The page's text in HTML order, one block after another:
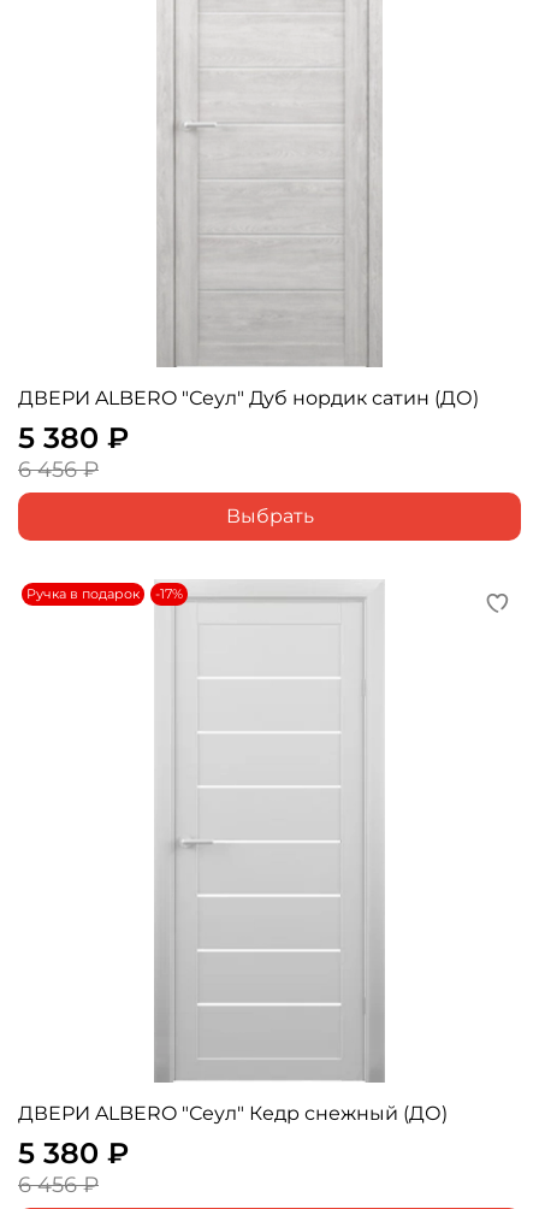
ДВЕРИ ALBERO "Сеул" Дуб нордик сатин (ДО)
5 380 ₽
6 456 ₽
Выбрать
Ручка в подарок -17%
ДВЕРИ ALBERO "Сеул" Кедр снежный (ДО)
5 380 ₽
6 456 ₽